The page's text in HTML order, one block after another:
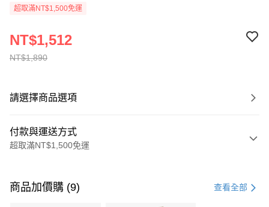
超取滿NT$1,500免運
NT$1,890
NT$1,512
請選擇商品選項
付款與運送方式
超取滿NT$1,500免運
信用卡一次付款
商品加價購 (9) 查看全部